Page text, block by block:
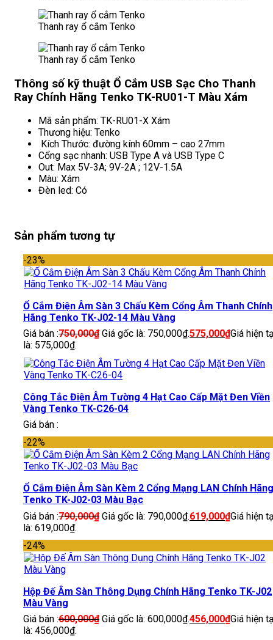
Thanh ray ổ cắm Tenko
Thanh ray ổ cắm Tenko
Thông số kỹ thuật Ổ Cắm USB Sạc Cho Thanh
Ray Chính Hãng Tenko TK-RU01-T Màu Xám
Mã sản phẩm: TK-RU01-X Xám
Thương hiệu: Tenko
Kích Thước: đường kính 60mm – cao 27mm
Cổng sạc nhanh: USB Type A và USB Type C
Out: Max 5V-3A; 9V-2A ; 12V-1.5A
Màu: Xám
Đèn led: Có
Sản phẩm tương tự
-23%
Ổ Cắm Điện Âm Sàn 3 Chấu Kèm Cổng Âm Thanh Chính
Hãng Tenko TK-J02-14 Màu Vàng
Giá bán :750,000₫ Giá gốc là: 750,000₫.575,000₫Giá hiện
là: 575,000₫.
Công Tắc Điện Âm Tường 4 Hạt Cao Cấp Mặt Đen Viền
Vàng Tenko TK-C26-04
Giá bán :
-22%
Ổ Cắm Điện Âm Sàn Kèm 2 Cổng Mạng LAN Chính Hãng
Tenko TK-J02-03 Màu Bạc
Giá bán :790,000₫ Giá gốc là: 790,000₫.619,000₫Giá hiện
là: 619,000₫.
-24%
Hộp Đế Âm Sàn Thông Dụng Chính Hãng Tenko TK-J02
Màu Vàng
Giá bán :600,000₫ Giá gốc là: 600,000₫.456,000₫Giá hiện
là: 456,000₫.